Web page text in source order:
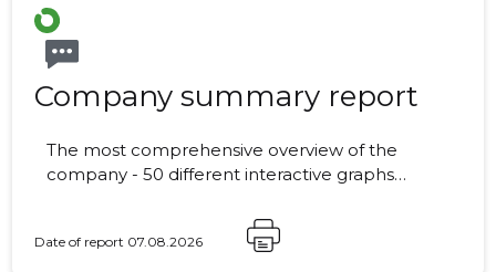
Company summary report
The most comprehensive overview of the
company - 50 different interactive graphs
monthly fee from 19 EUR
Date of report 07.08.2026